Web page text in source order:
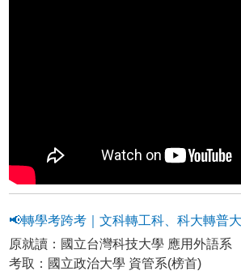
📢轉學考跨考｜文科轉工科、科大轉普
原就讀：國立台灣科技大學 應用外語系
考取：國立政治大學 資管系(榜首)